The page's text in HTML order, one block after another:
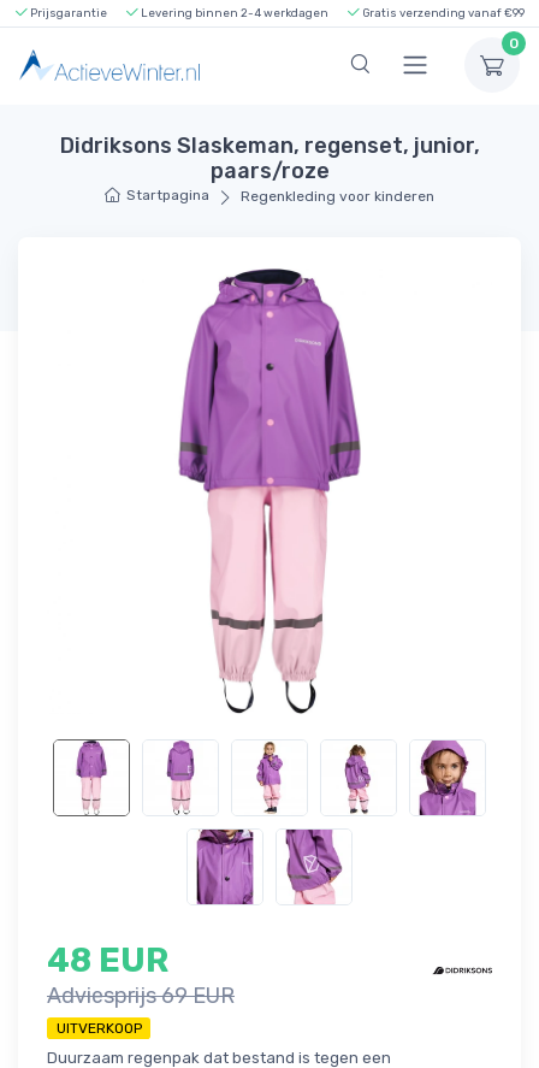
Prijsgarantie Levering binnen 2-4 werkdagen Gratis verzending vanaf €99
0
Didriksons Slaskeman, regenset, junior,
paars/roze
Startpagina Regenkleding voor kinderen
48 EUR
Adviesprijs 69 EUR
UITVERKOOP
Duurzaam regenpak dat bestand is tegen een